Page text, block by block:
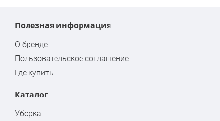
Полезная информация
О бренде
Пользовательское соглашение
Где купить
Каталог
Уборка